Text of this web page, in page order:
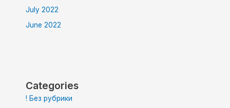
July 2022
June 2022
Categories
! Без рубрики